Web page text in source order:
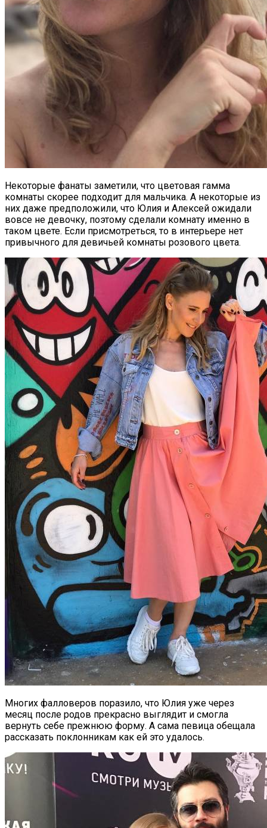
Некоторые фанаты заметили, что цветовая гамма
комнаты скорее подходит для мальчика. А некоторые из
них даже предположили, что Юлия и Алексей ожидали
вовсе не девочку, поэтому сделали комнату именно в
таком цвете. Если присмотреться, то в интерьере нет
привычного для девичьей комнаты розового цвета.
Многих фалловеров поразило, что Юлия уже через
месяц после родов прекрасно выглядит и смогла
вернуть себе прежнюю форму. А сама певица обещала
рассказать поклонникам как ей это удалось.